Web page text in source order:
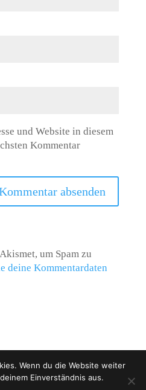
und Website in diesem
Kommentar
um Spam zu
deine Kommentardaten
Wenn du die Website weiter
Einverständnis aus.